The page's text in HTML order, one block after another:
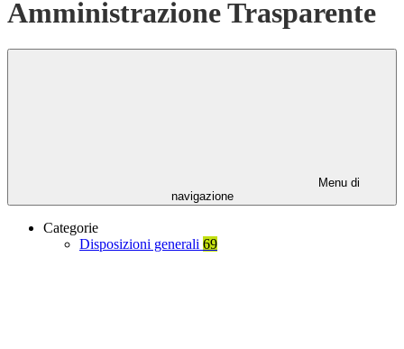
Amministrazione Trasparente
Menu di
navigazione
Categorie
Disposizioni generali 69